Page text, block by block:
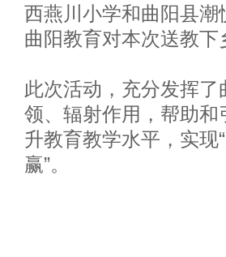
西燕川小学和曲阳县
曲阳教育对本次送教
此次活动，充分发挥
领、辐射作用，帮助
升教育教学水平，实现
赢”。